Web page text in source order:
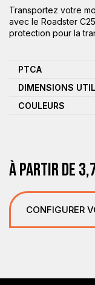
Transportez votre
avec le Roadster
protection pour la
PTCA
DIMENSIONS
COULEURS
À PARTIR DE
CONFIGURER